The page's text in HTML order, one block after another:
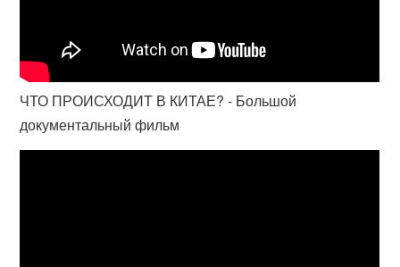
ЧТО ПРОИСХОДИТ В КИТАЕ? - Большой
документальный фильм